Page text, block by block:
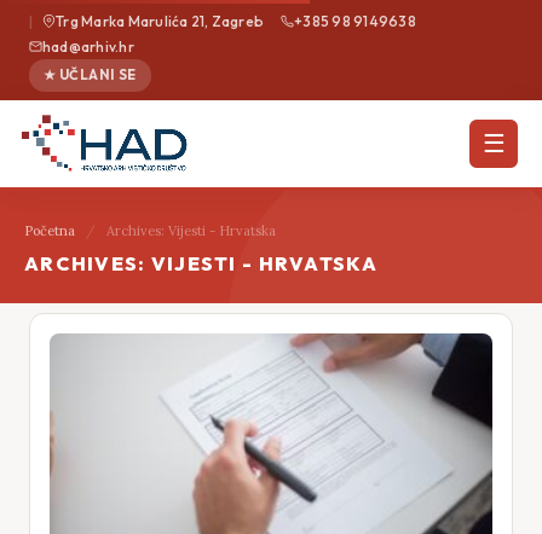
| Trg Marka Marulića 21, Zagreb
+385 98 9149638
had@arhiv.hr
★ UČLANI SE
☰
Početna / Archives: Vijesti - Hrvatska
ARCHIVES: VIJESTI - HRVATSKA